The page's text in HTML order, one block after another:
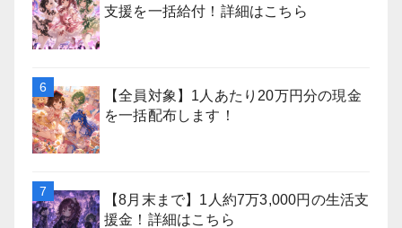
支援を一括給付！詳細はこちら
【全員対象】1人あたり20万円分の現金
を一括配布します！
【8月末まで】1人約7万3,000円の生活支
援金！詳細はこちら